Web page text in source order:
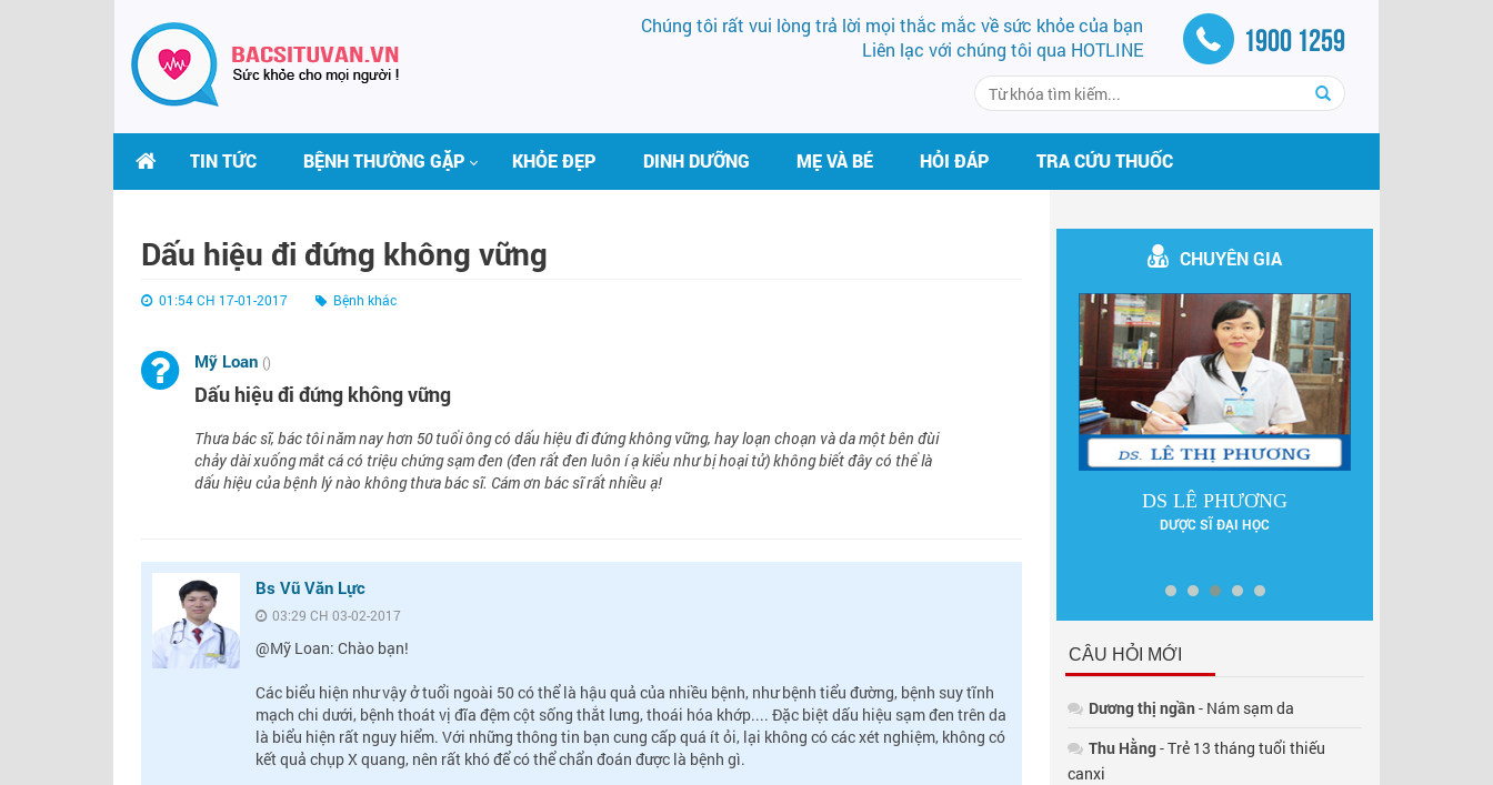
Chúng tôi rất vui lòng trả lời mọi thắc mắc về sức khỏe của bạn
Liên lạc với chúng tôi qua HOTLINE
1900 1259
TIN TỨC BỆNH THƯỜNG GẶP KHỎE ĐẸP DINH DƯỠNG MẸ VÀ BÉ HỎI ĐÁP TRA CỨU THUỐC
Dấu hiệu đi đứng không vững
01:54 CH 17-01-2017 Bệnh khác
Mỹ Loan ()
Dấu hiệu đi đứng không vững
Thưa bác sĩ, bác tôi năm nay hơn 50 tuổi ông có dấu hiệu đi đứng không vững, hay loạn choạn và da một bên đùi
chảy dài xuống mắt cá có triệu chứng sạm đen (đen rất đen luôn í ạ kiểu như bị hoại tử) không biết đây có thể là
dấu hiệu của bệnh lý nào không thưa bác sĩ. Cám ơn bác sĩ rất nhiều ạ!
Bs Vũ Văn Lực
03:29 CH 03-02-2017
@Mỹ Loan: Chào bạn!
Các biểu hiện như vậy ở tuổi ngoài 50 có thể là hậu quả của nhiều bệnh, như bệnh tiểu đường, bệnh suy tĩnh
mạch chi dưới, bệnh thoát vị đĩa đệm cột sống thắt lưng, thoái hóa khớp.... Đặc biệt dấu hiệu sạm đen trên da
là biểu hiện rất nguy hiểm. Với những thông tin bạn cung cấp quá ít ỏi, lại không có các xét nghiệm, không có
kết quả chụp X quang, nên rất khó để có thể chẩn đoán được là bệnh gì.
CHUYÊN GIA
DS LÊ PHƯƠNG
DƯỢC SĨ ĐẠI HỌC
CÂU HỎI MỚI
Dương thị ngần- Nám sạm da
Thu Hằng- Trẻ 13 tháng tuổi thiếu
canxi